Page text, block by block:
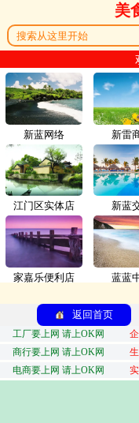
美
新蓝网络 新雷
江门区实体店 新蓝
家嘉乐便利店 蓝蓝
返回首页
工厂要上网 请上OK网
商行要上网 请上OK网
电商要上网 请上OK网